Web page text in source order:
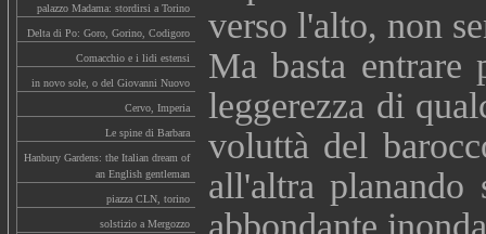
palazzo Madama: stordirsi a Torino
Delta di Po: Goro, Gorino, Codigoro
Comacchio e i lidi estensi
in novo sole, o del Giovanni Nuovo
Cervo, Imperia
Le spine di Barbara
Hanbury Gardens: the Italian dream of
an English gentleman
piazza CLN, torino
solstizio a Mergozzo
verso l'alto, non
Ma basta entrare
leggerezza di
voluttà del
all'altra
abbondante